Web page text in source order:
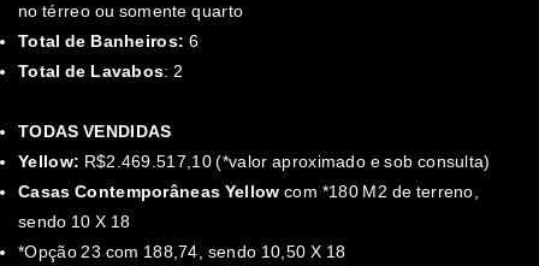
no térreo ou somente quarto
Total de Banheiros: 6
Total de Lavabos: 2
TODAS VENDIDAS
Yellow: R$2.469.517,10 (*valor aproximado e sob consulta)
Casas Contemporâneas Yellow com *180 M2 de terreno,
sendo 10 X 18
*Opção 23 com 188,74, sendo 10,50 X 18